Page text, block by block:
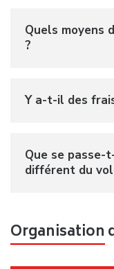
Quels moyens
?
Y a-t-il des
Que se
différent du
Organisation